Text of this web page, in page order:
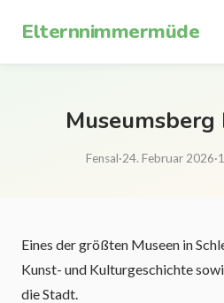
Elternnimmermüde
Fensal·24. Februar 2026·
Eines der größten Museen in
Kunst- und Kulturgeschichte
die Stadt.